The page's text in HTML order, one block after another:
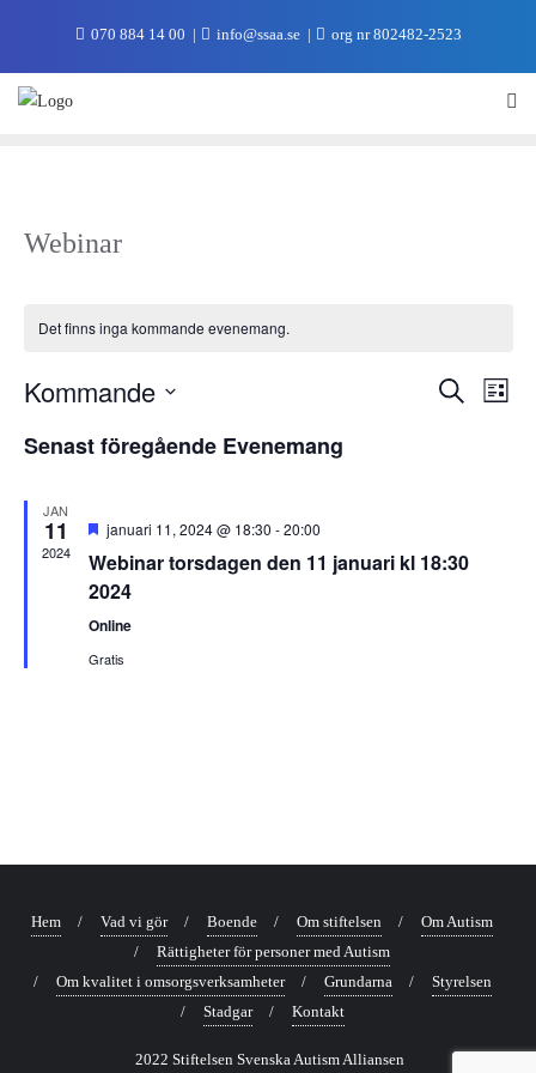
070 884 14 00 info@ssaa.se org nr 802482-2523
Webinar
Det finns inga kommande evenemang.
Sök
Lista
Kommande
datum.
Senast föregående Evenemang
JAN
11
2024
Utvalt
januari 11, 2024 @ 18:30 -20:00
Webinar torsdagen den 11 januari kl 18:30
2024
Online
Gratis
Hem Vad vi gör Boende Om stiftelsen
Om Autism
Rättigheter för personer med Autism
Om kvalitet i omsorgsverksamheter
Grundarna
Styrelsen
Stadgar
Kontakt
2022 Stiftelsen Svenska Autism Alliansen